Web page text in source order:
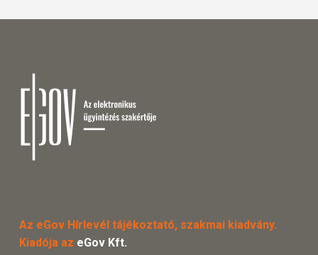
Az eGov Hírlevél tájékoztató, szakmai kiadvány.
Kiadója az eGov Kft.